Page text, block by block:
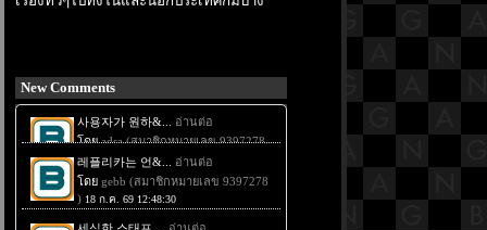
New Comments